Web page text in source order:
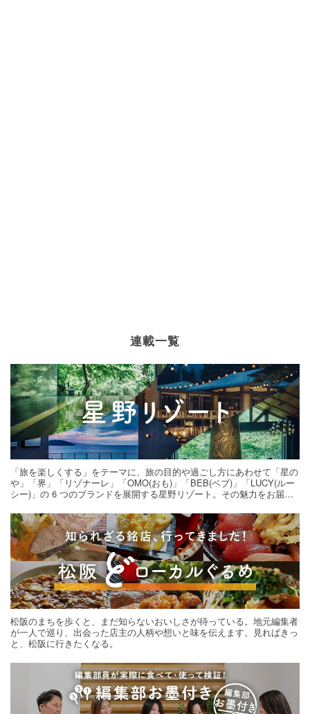
連載一覧
「旅を楽しくする」をテーマに、旅の目的や過ごし方にあわせて「星の
や」「界」「リゾナーレ」「OMO(おも)」「BEB(ベブ)」「LUCY(ルー
シー)」の 6 つのブランドを展開する星野リゾート。その魅力をお届け
松阪のまちを歩くと、まだ知らないおいしさが待っている。地元編集者
が一人で巡り、出会った店主の人柄や想いと味を伝えます。見ればきっ
と、松阪に行きたくなる。